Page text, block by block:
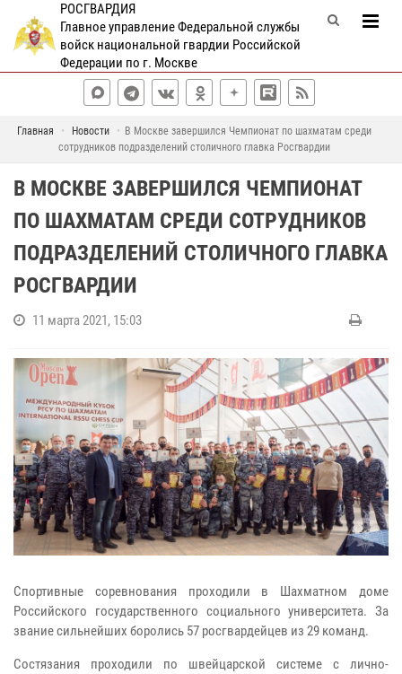
РОСГВАРДИЯ
Главное управление Федеральной службы
войск национальной гвардии Российской
Федерации по г. Москве
Главная Новости
В Москве завершился Чемпионат по шахматам среди
сотрудников подразделений столичного главка Росгвардии
В МОСКВЕ ЗАВЕРШИЛСЯ ЧЕМПИОНАТ
ПО ШАХМАТАМ СРЕДИ СОТРУДНИКОВ
ПОДРАЗДЕЛЕНИЙ СТОЛИЧНОГО ГЛАВКА
РОСГВАРДИИ
11 марта 2021, 15:03
Спортивные соревнования проходили в Шахматном доме
Российского государственного социального университета. За
звание сильнейших боролись 57 росгвардейцев из 29 команд.
Состязания проходили по швейцарской системе с лично-